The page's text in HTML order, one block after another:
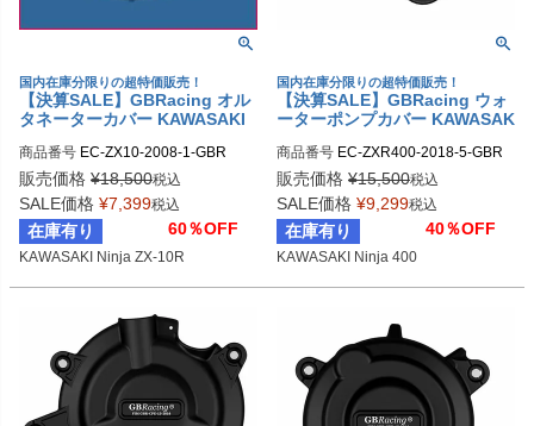
国内在庫分限りの超特価販売！
【決算SALE】GBRacing オル
タネーターカバー KAWASAKI
商品番号 EC-ZX10-2008-1-GBR
gbr_EC-ZX10-2008-1-GBR
販売価格 ¥18,500税込
SALE価格 ¥7,399税込
在庫有り 60％OFF
KAWASAKI Ninja ZX-10R
国内在庫分限りの超特価販売！
【決算SALE】GBRacing ウォ
ーターポンプカバー KAWASAK
商品番号 EC-ZXR400-2018-5-GBR
gbr_EC-ZXR400-2018-5-GBR
販売価格 ¥15,500税込
SALE価格 ¥9,299税込
在庫有り 40％OFF
KAWASAKI Ninja 400